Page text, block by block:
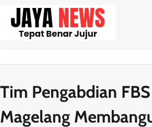
content
Tim Pengabdian
Magelang